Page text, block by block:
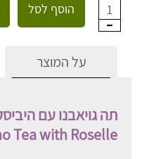
1 הוסף לסל
על המוצר
תה גויאבנו עם
Tea with Roselle